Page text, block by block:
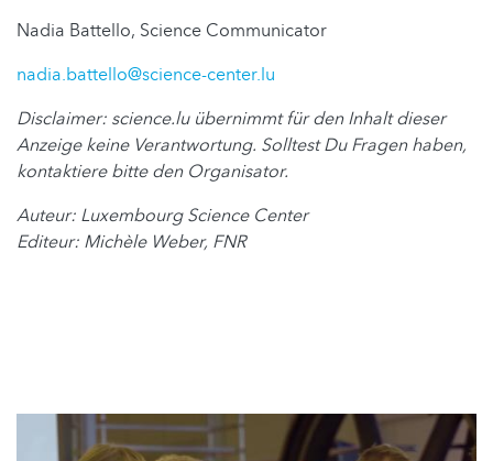
Nadia Battello, Science Communicator
nadia.battello@science-center.lu
Disclaimer: science.lu übernimmt für den Inhalt dieser
Anzeige keine Verantwortung. Solltest Du Fragen haben,
kontaktiere bitte den Organisator.
Auteur: Luxembourg Science Center
Editeur: Michèle Weber, FNR